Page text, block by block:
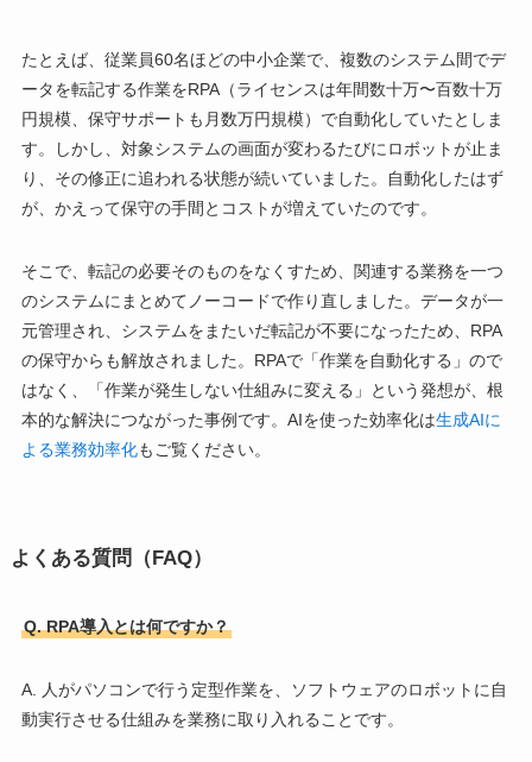
たとえば、従業員60名ほどの中小企業で、複数のシステム間でデ
ータを転記する作業をRPA（ライセンスは年間数十万〜百数十万
円規模、保守サポートも月数万円規模）で自動化していたとしま
す。しかし、対象システムの画面が変わるたびにロボットが止ま
り、その修正に追われる状態が続いていました。自動化したはず
が、かえって保守の手間とコストが増えていたのです。
そこで、転記の必要そのものをなくすため、関連する業務を一つ
のシステムにまとめてノーコードで作り直しました。データが一
元管理され、システムをまたいだ転記が不要になったため、RPA
の保守からも解放されました。RPAで「作業を自動化する」ので
はなく、「作業が発生しない仕組みに変える」という発想が、根
本的な解決につながった事例です。AIを使った効率化は生成AIに
よる業務効率化もご覧ください。
よくある質問（FAQ）
Q. RPA導入とは何ですか？
A. 人がパソコンで行う定型作業を、ソフトウェアのロボットに自
動実行させる仕組みを業務に取り入れることです。